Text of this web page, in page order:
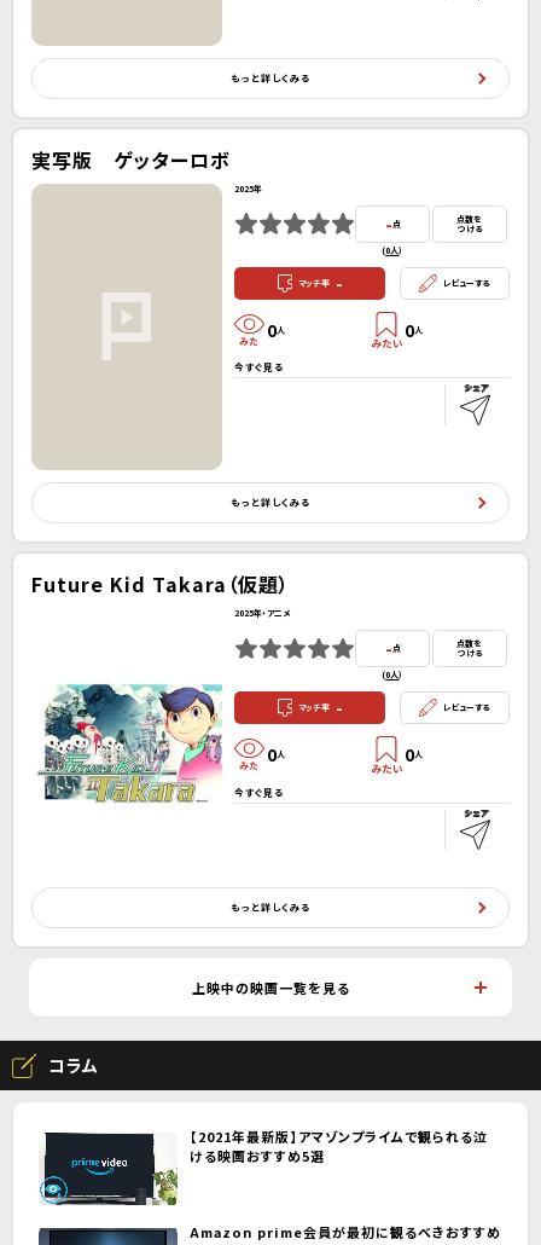
もっと詳しくみる
実写版 ゲッターロボ
2025年
-点
(0人）
点数を
つける
マッチ率 - レビューする
0人 0人
今すぐ見る
もっと詳しくみる
Future Kid Takara（仮題）
2025年・アニメ
-点
(0人）
点数を
つける
マッチ率 - レビューする
0人 0人
今すぐ見る
もっと詳しくみる
上映中の映画一覧を見る
コラム
【2021年最新版】アマゾンプライムで観られる泣
ける映画おすすめ5選
Amazon prime会員が最初に観るべきおすすめ